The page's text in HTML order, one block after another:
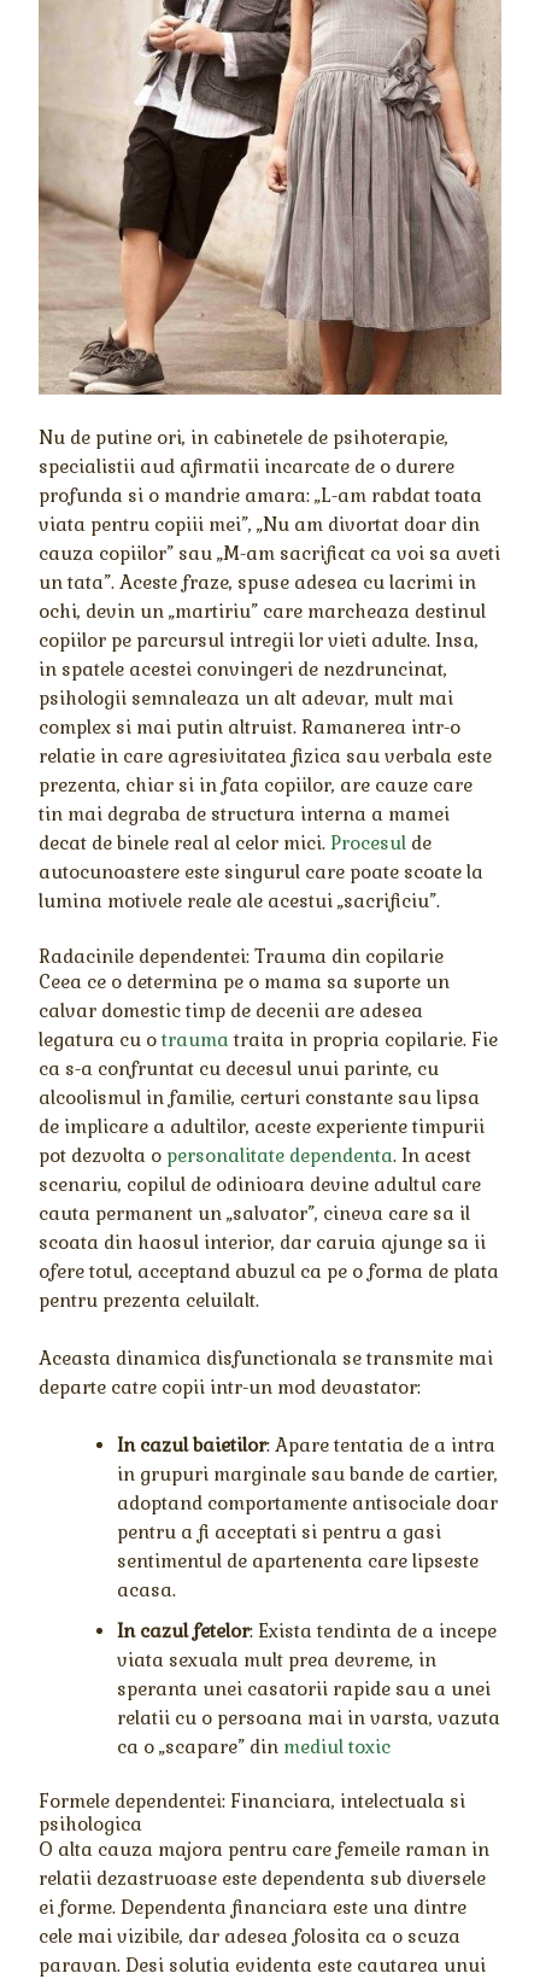
Nu de putine ori, in cabinetele de psihoterapie,
specialistii aud afirmatii incarcate de o durere
profunda si o mandrie amara: „L-am rabdat toata
viata pentru copiii mei”, „Nu am divortat doar din
cauza copiilor” sau „M-am sacrificat ca voi sa aveti
un tata”. Aceste fraze, spuse adesea cu lacrimi in
ochi, devin un „martiriu” care marcheaza destinul
copiilor pe parcursul intregii lor vieti adulte. Insa,
in spatele acestei convingeri de nezdruncinat,
psihologii semnaleaza un alt adevar, mult mai
complex si mai putin altruist. Ramanerea intr-o
relatie in care agresivitatea fizica sau verbala este
prezenta, chiar si in fata copiilor, are cauze care
tin mai degraba de structura interna a mamei
decat de binele real al celor mici.Procesul de
autocunoastere este singurul care poate scoate la
lumina motivele reale ale acestui „sacrificiu”.
Radacinile dependentei: Trauma din copilarie
Ceea ce o determina pe o mama sa suporte un
calvar domestic timp de decenii are adesea
legatura cu otraumatraita in propria copilarie. Fie
ca s-a confruntat cu decesul unui parinte, cu
alcoolismul in familie, certuri constante sau lipsa
de implicare a adultilor, aceste experiente timpurii
pot dezvolta o personalitate dependenta. In acest
scenariu, copilul de odinioara devine adultul care
cauta permanent un „salvator”, cineva care sa il
scoata din haosul interior, dar caruia ajunge sa ii
ofere totul, acceptand abuzul ca pe o forma de plata
pentru prezenta celuilalt.
Aceasta dinamica disfunctionala se transmite mai
departe catre copii intr-un mod devastator:
In cazul baietilor: Apare tentatia de a intra
in grupuri marginale sau bande de cartier,
adoptand comportamente antisociale doar
pentru a fi acceptati si pentru a gasi
sentimentul de apartenenta care lipseste
acasa.
In cazul fetelor: Exista tendinta de a incepe
viata sexuala mult prea devreme, in
speranta unei casatorii rapide sau a unei
relatii cu o persoana mai in varsta, vazuta
ca o „scapare” din mediul toxic
Formele dependentei: Financiara, intelectuala si
psihologica
O alta cauza majora pentru care femeile raman in
relatii dezastruoase este dependenta sub diversele
ei forme. Dependenta financiara este una dintre
cele mai vizibile, dar adesea folosita ca o scuza
paravan. Desi solutia evidenta este cautarea unui